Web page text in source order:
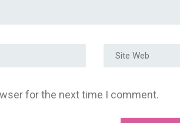
Site Web
for the next time I comment.